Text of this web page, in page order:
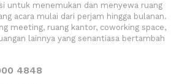
untuk menemukan dan menyewa ruang
acara mulai dari perjam hingga bulanan.
meeting, ruang kantor, coworking space,
lainnya yang senantiasa bertambah
4848